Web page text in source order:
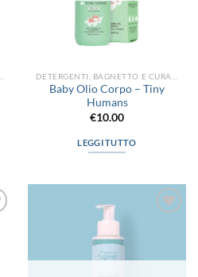
Baby Olio Corpo – Tiny
Humans
€10.00
LEGGI TUTTO